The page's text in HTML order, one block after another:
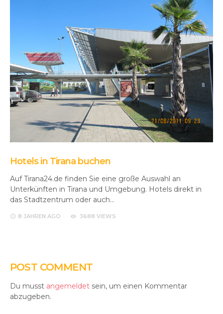
Hotels in Tirana buchen
Auf Tirana24.de finden Sie eine große Auswahl an
Unterkünften in Tirana und Umgebung. Hotels direkt in
das Stadtzentrum oder auch…
8 JAHREN AGO 3688 VIEWS
POST COMMENT
Du musst angemeldet sein, um einen Kommentar
abzugeben.